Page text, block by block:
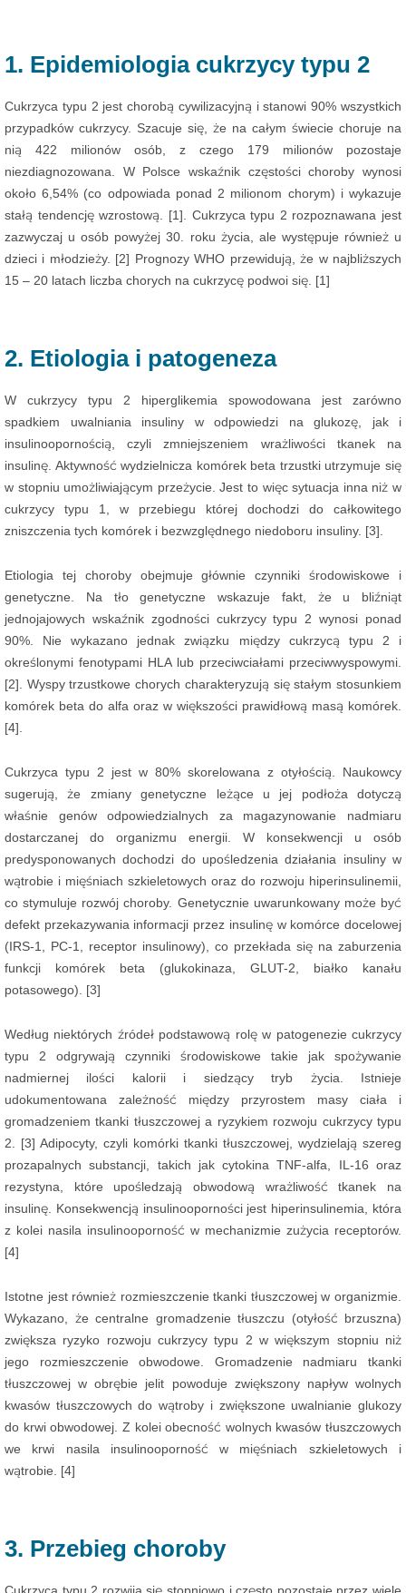
1. Epidemiologia cukrzycy typu 2
Cukrzyca typu 2 jest chorobą cywilizacyjną i stanowi 90% wszystkich
przypadków cukrzycy. Szacuje się, że na całym świecie choruje na
nią 422 milionów osób, z czego 179 milionów pozostaje
niezdiagnozowana. W Polsce wskaźnik częstości choroby wynosi
około 6,54% (co odpowiada ponad 2 milionom chorym) i wykazuje
stałą tendencję wzrostową. [1]. Cukrzyca typu 2 rozpoznawana jest
zazwyczaj u osób powyżej 30. roku życia, ale występuje również u
dzieci i młodzieży. [2] Prognozy WHO przewidują, że w najbliższych
15 – 20 latach liczba chorych na cukrzycę podwoi się. [1]
2. Etiologia i patogeneza
W cukrzycy typu 2 hiperglikemia spowodowana jest zarówno
spadkiem uwalniania insuliny w odpowiedzi na glukozę, jak i
insulinoopornością, czyli zmniejszeniem wrażliwości tkanek na
insulinę. Aktywność wydzielnicza komórek beta trzustki utrzymuje się
w stopniu umożliwiającym przeżycie. Jest to więc sytuacja inna niż w
cukrzycy typu 1, w przebiegu której dochodzi do całkowitego
zniszczenia tych komórek i bezwzględnego niedoboru insuliny. [3].
Etiologia tej choroby obejmuje głównie czynniki środowiskowe i
genetyczne. Na tło genetyczne wskazuje fakt, że u bliźniąt
jednojajowych wskaźnik zgodności cukrzycy typu 2 wynosi ponad
90%. Nie wykazano jednak związku między cukrzycą typu 2 i
określonymi fenotypami HLA lub przeciwciałami przeciwwyspowymi.
[2]. Wyspy trzustkowe chorych charakteryzują się stałym stosunkiem
komórek beta do alfa oraz w większości prawidłową masą komórek.
[4].
Cukrzyca typu 2 jest w 80% skorelowana z otyłością. Naukowcy
sugerują, że zmiany genetyczne leżące u jej podłoża dotyczą
właśnie genów odpowiedzialnych za magazynowanie nadmiaru
dostarczanej do organizmu energii. W konsekwencji u osób
predysponowanych dochodzi do upośledzenia działania insuliny w
wątrobie i mięśniach szkieletowych oraz do rozwoju hiperinsulinemii,
co stymuluje rozwój choroby. Genetycznie uwarunkowany może być
defekt przekazywania informacji przez insulinę w komórce docelowej
(IRS-1, PC-1, receptor insulinowy), co przekłada się na zaburzenia
funkcji komórek beta (glukokinaza, GLUT-2, białko kanału
potasowego). [3]
Według niektórych źródeł podstawową rolę w patogenezie cukrzycy
typu 2 odgrywają czynniki środowiskowe takie jak spożywanie
nadmiernej ilości kalorii i siedzący tryb życia. Istnieje
udokumentowana zależność między przyrostem masy ciała i
gromadzeniem tkanki tłuszczowej a ryzykiem rozwoju cukrzycy typu
2. [3] Adipocyty, czyli komórki tkanki tłuszczowej, wydzielają szereg
prozapalnych substancji, takich jak cytokina TNF-alfa, IL-16 oraz
rezystyna, które upośledzają obwodową wrażliwość tkanek na
insulinę. Konsekwencją insulinooporności jest hiperinsulinemia, która
z kolei nasila insulinooporność w mechanizmie zużycia receptorów.
[4]
Istotne jest również rozmieszczenie tkanki tłuszczowej w organizmie.
Wykazano, że centralne gromadzenie tłuszczu (otyłość brzuszna)
zwiększa ryzyko rozwoju cukrzycy typu 2 w większym stopniu niż
jego rozmieszczenie obwodowe. Gromadzenie nadmiaru tkanki
tłuszczowej w obrębie jelit powoduje zwiększony napływ wolnych
kwasów tłuszczowych do wątroby i zwiększone uwalnianie glukozy
do krwi obwodowej. Z kolei obecność wolnych kwasów tłuszczowych
we krwi nasila insulinooporność w mięśniach szkieletowych i
wątrobie. [4]
3. Przebieg choroby